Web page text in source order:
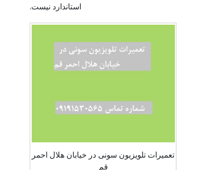
استاندارد نیست.
تعمیرات تلویزیون سونی در خیابان هلال احمر
قم